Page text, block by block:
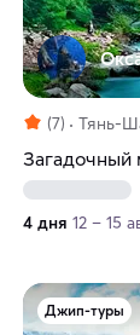
(7) Тянь-
Загадочный
4 дня 12 – 15
Джип-туры